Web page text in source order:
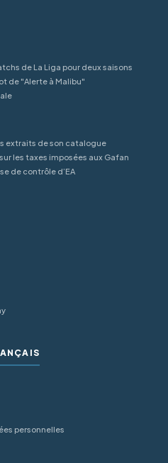
de La Liga pour deux saisons
de "Alerte à Malibu"
extraits de son catalogue
les taxes imposées aux Gafan
de contrôle d’EA
personnelles